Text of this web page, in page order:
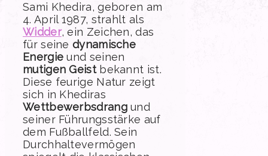
Sami Khedira, geboren am
4. April 1987, strahlt als
Widder, ein Zeichen, das
für seinedynamische
Energie und seinen
mutigen Geistbekannt ist.
Diese feurige Natur zeigt
sich in Khediras
Wettbewerbsdrangund
seiner Führungsstärke auf
dem Fußballfeld. Sein
Durchhaltevermögen